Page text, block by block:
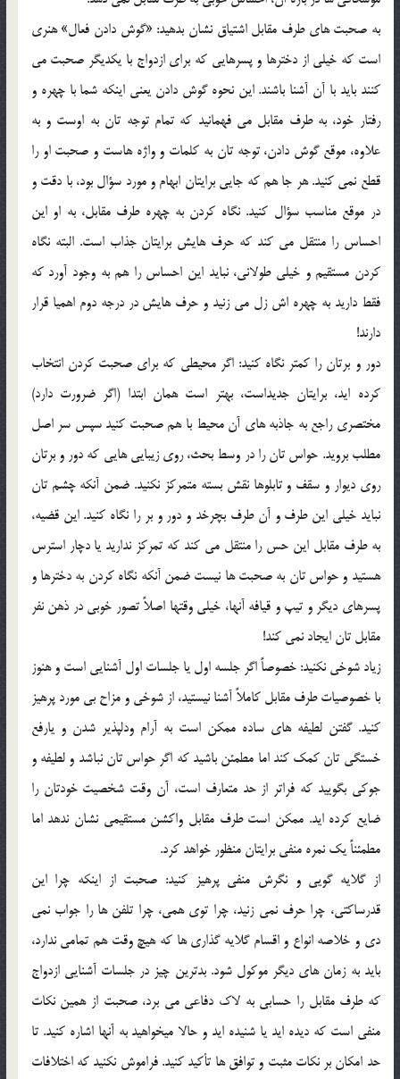
به صحبت هاي طرف مقابل اشتياق نشان بدهيد: «گوش دادن فعال» هنري
است که خيلي از دخترها و پسرهايي که براي ازدواج با يکديگر صحبت مي
کنند بايد با آن آشنا باشند. اين نحوه گوش دادن يعني اينکه شما با چهره و
رفتار خود، به طرف مقابل مي فهمانيد که تمام توجه تان به اوست و به
علاوه، موقع گوش دادن، توجه تان به کلمات و واژه هاست و صحبت او را
قطع نمي کنيد. هر جا هم که جايي برايتان ابهام و مورد سؤال بود، با دقت و
در موقع مناسب سؤال کنيد. نگاه کردن به چهره طرف مقابل، به او اين
احساس را منتقل مي کند که حرف هايش برايتان جذاب است. البته نگاه
کردن مستقيم و خيلي طولاني، نبايد اين احساس را هم به وجود آورد که
فقط داريد به چهره اش زل مي زنيد و حرف هايش در درجه دوم اهميا قرار
دارند!
دور و برتان را کمتر نگاه کنيد: اگر محيطي که براي صحبت کردن انتخاب
کرده ايد، برايتان جديداست، بهتر است همان ابتدا (اگر ضرورت دارد)
مختصري راجع به جاذبه هاي آن محيط با هم صحبت کنيد سپس سر اصل
مطلب برويد. حواس تان را در وسط بحث، روي زيبايي هايي که دور و برتان
روي ديوار و سقف و تابلوها نقش بسته متمرکز نکنيد. ضمن آنکه چشم تان
نبايد خيلي اين طرف و آن طرف بچرخد و دور و بر را نگاه کنيد. اين قضيه،
به طرف مقابل اين حس را منتقل مي کند که تمرکز نداريد يا دچار استرس
هستيد و حواس تان به صحبت ها نيست ضمن آنکه نگاه کردن به دخترها و
پسرهاي ديگر و تيپ و قيافه آنها، خيلي وقتها اصلاً تصور خوبي در ذهن نفر
مقابل تان ايجاد نمي کند!
زياد شوخي نکنيد: خصوصاً اگر جلسه اول يا جلسات اول آشنايي است و هنوز
با خصوصيات طرف مقابل کاملاً آشنا نيستيد، از شوخي و مزاح بي مورد پرهيز
کنيد. گفتن لطيفه هاي ساده ممکن است به آرام ودلپذير شدن و يارفع
خستگي تان کمک کند اما مطمئن باشيد که اگر حواس تان نباشد و لطيفه و
جوکي بگوييد که فراتر از حد متعارف است، آن وقت شخصيت خودتان را
ضايع کرده ايد. ممکن است طرف مقابل واکشن مستقيمي نشان ندهد اما
مطمئناً يک نمره منفي برايتان منظور خواهد کرد.
از گلايه گويي و نگرش منفي پرهيز کنيد: صحبت از اينکه چرا اين
قدرساکتي، چرا حرف نمي زنيد، چرا توي همي، چرا تلفن ها را جواب نمي
دي و خلاصه انواع و اقسام گلايه گذاري ها که هيچ وقت هم تمامي ندارد،
بايد به زمان هاي ديگر موکول شود. بدترين چيز در جلسات آشنايي ازدواج
که طرف مقابل را حسابي به لاک دفاعي مي برد، صحبت از همين نکات
منفي است که ديده ايد يا شنيده ايد و حالا ميخواهيد به آنها اشاره کنيد. تا
حد امکان بر نکات مثبت و توافق ها تأکيد کنيد. فراموش نکنيد که اختلافات